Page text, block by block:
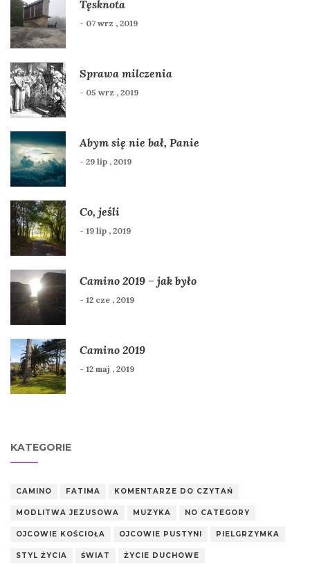
Tęsknota
- 07 wrz , 2019
Sprawa milczenia
- 05 wrz , 2019
Abym się nie bał, Panie
- 29 lip , 2019
Co, jeśli
- 19 lip , 2019
Camino 2019 – jak było
- 12 cze , 2019
Camino 2019
- 12 maj , 2019
KATEGORIE
CAMINO FATIMA KOMENTARZE DO CZYTAŃ
MODLITWA JEZUSOWA MUZYKA NO CATEGORY
OJCOWIE KOŚCIOŁA OJCOWIE PUSTYNI PIELGRZYMKA
STYL ŻYCIA ŚWIAT ŻYCIE DUCHOWE